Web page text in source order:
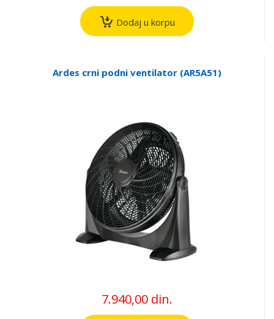
Dodaj u korpu
Ardes crni podni ventilator (AR5A51)
7.940,00 din.